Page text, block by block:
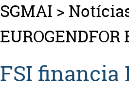
SGMAI >
EUROGENDFOR
FSI